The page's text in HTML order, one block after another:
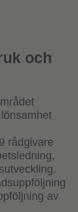
och
rådgivare
av